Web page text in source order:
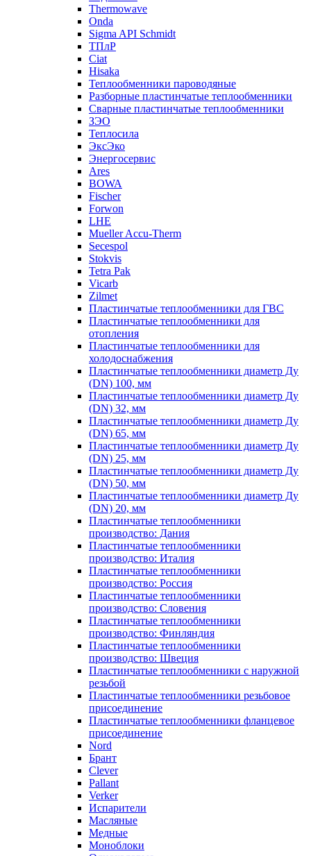
Thermowave
Onda
Sigma API Schmidt
ТПлР
Ciat
Hisaka
Теплообменники пароводяные
Разборные пластинчатые теплообменники
Сварные пластинчатые теплообменники
ЗЭО
Теплосила
ЭксЭко
Энергосервис
Ares
BOWA
Fischer
Forwon
LHE
Mueller Accu-Therm
Secespol
Stokvis
Tetra Pak
Vicarb
Zilmet
Пластинчатые теплообменники для ГВС
Пластинчатые теплообменники для
отопления
Пластинчатые теплообменники для
холодоснабжения
Пластинчатые теплообменники диаметр Ду
(DN) 100, мм
Пластинчатые теплообменники диаметр Ду
(DN) 32, мм
Пластинчатые теплообменники диаметр Ду
(DN) 65, мм
Пластинчатые теплообменники диаметр Ду
(DN) 25, мм
Пластинчатые теплообменники диаметр Ду
(DN) 50, мм
Пластинчатые теплообменники диаметр Ду
(DN) 20, мм
Пластинчатые теплообменники
производство: Дания
Пластинчатые теплообменники
производство: Италия
Пластинчатые теплообменники
производство: Россия
Пластинчатые теплообменники
производство: Словения
Пластинчатые теплообменники
производство: Финляндия
Пластинчатые теплообменники
производство: Швеция
Пластинчатые теплообменники с наружной
резьбой
Пластинчатые теплообменники резьбовое
присоединение
Пластинчатые теплообменники фланцевое
присоединение
Nord
Брант
Clever
Pallant
Verker
Испарители
Масляные
Медные
Моноблоки